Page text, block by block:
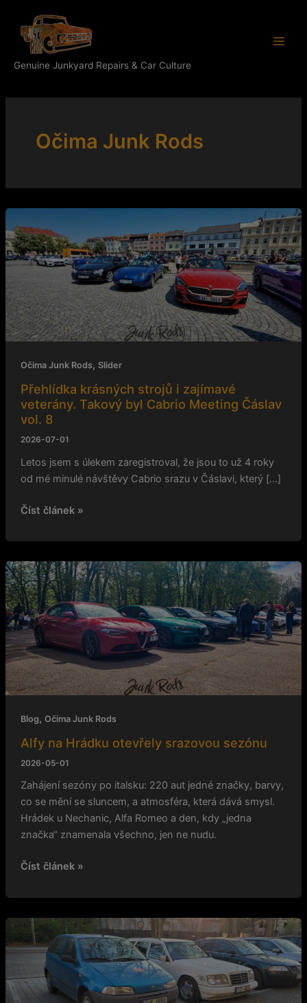
obsah
Genuine Junkyard Repairs & Car Culture
Očima Junk Rods
Očima Junk Rods, Slider
Přehlídka krásných strojů i zajímavé
veterány. Takový byl Cabrio Meeting Čáslav
vol. 8
2026-07-01
Letos jsem s úlekem zaregistroval, že jsou to už 4 roky
od mé minulé návštěvy Cabrio srazu v Čáslavi, který […]
krásných
strojů
i
zajímavé
veterány.
Takový
byl
Meeting
vol.
Číst článek »
Blog, Očima Junk Rods
Alfy na Hrádku otevřely srazovou sezónu
2026-05-01
Zahájení sezóny po italsku: 220 aut jedné značky, barvy,
co se mění se sluncem, a atmosféra, která dává smysl.
Hrádek u Nechanic, Alfa Romeo a den, kdy „jedna
značka“ znamenala všechno, jen ne nudu.
Alfy
na
Hrádku
otevřely
srazovou
sezónu
Číst článek »
500
km
Opolskich